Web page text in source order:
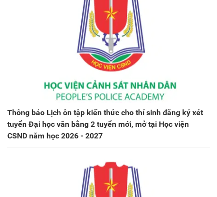
Thông báo Lịch ôn tập kiến thức cho thí sinh đăng ký xét
tuyển Đại học văn bằng 2 tuyển mới, mở tại Học viện
CSND năm học 2026 - 2027